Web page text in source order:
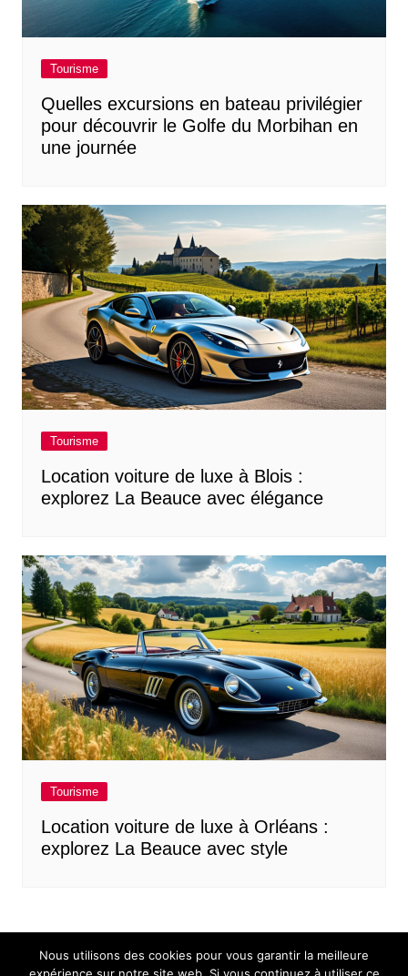
Tourisme
Quelles excursions en bateau privilégier
pour découvrir le Golfe du Morbihan en
une journée
Tourisme
Location voiture de luxe à Blois :
explorez La Beauce avec élégance
Tourisme
Location voiture de luxe à Orléans :
explorez La Beauce avec style
Nous utilisons des cookies pour vous garantir la meilleure